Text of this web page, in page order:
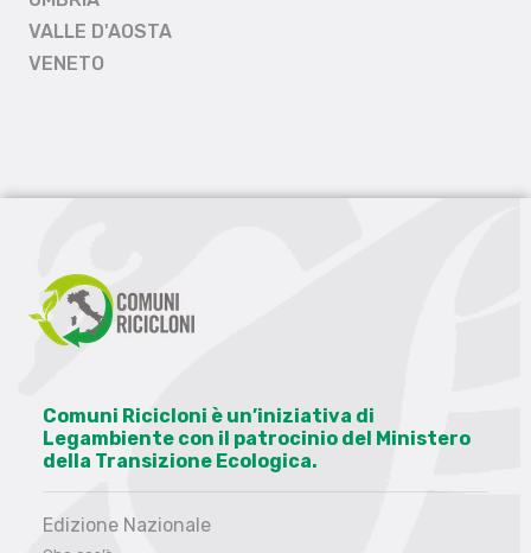
VALLE D'AOSTA
VENETO
Comuni Ricicloni è un’iniziativa di
Legambiente con il patrocinio del Ministero
della Transizione Ecologica.
Edizione Nazionale